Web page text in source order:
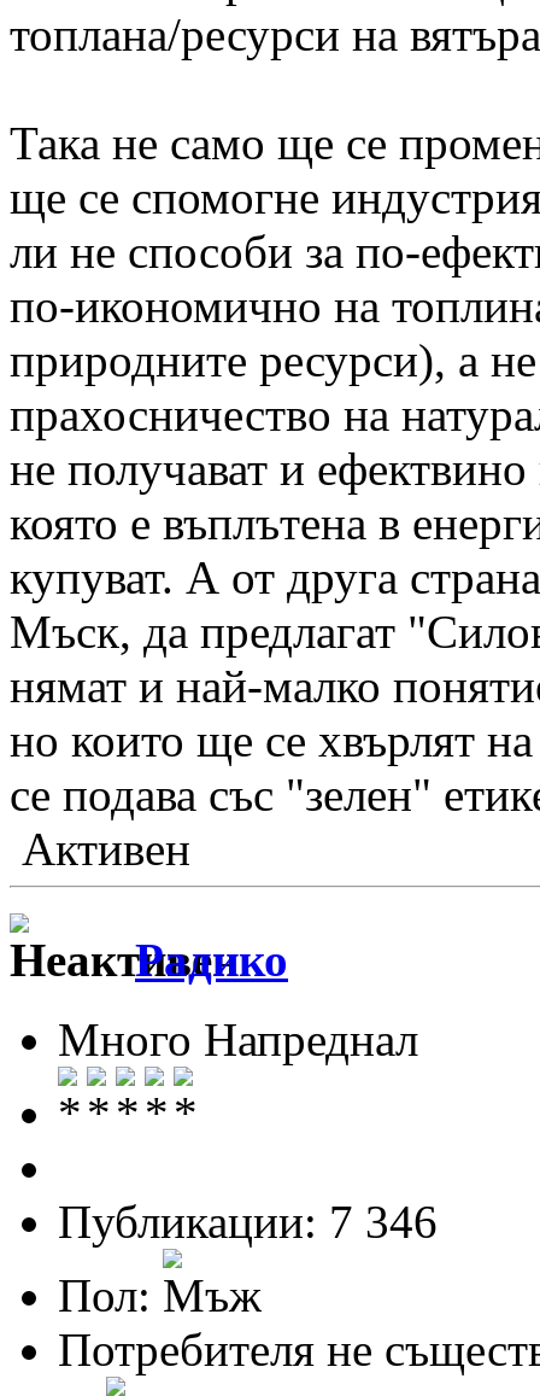
топлана/ресурси на
Така не само ще се
ще се спомогне
ли не способи за по-
по-икономично на
природните ресурси), а
прахосничество на
не получават и
която е въплътена в
купуват. А от друга
Мъск, да предлагат
нямат и най-малко
но които ще се хвърлят
се подава със "зелен"
Активен
Радико
Много Напреднал
Публикации: 7 346
Пол:
Потребителя не